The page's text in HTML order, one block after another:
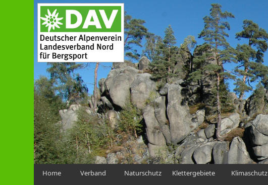
Home Verband Naturschutz Klettergebiete Klimaschutz